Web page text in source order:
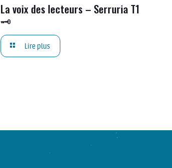
La voix des lecteurs – Serruria T1
🗝
Lire plus